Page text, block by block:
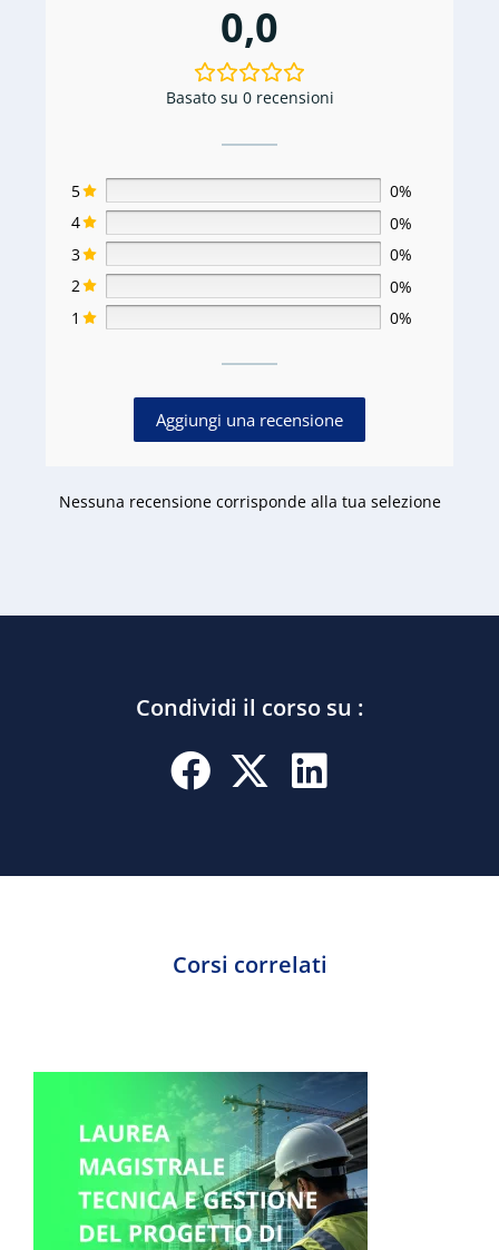
0,0
Basato su 0 recensioni
5
0%
4
0%
3
0%
2
0%
1
0%
Aggiungi una recensione
Nessuna recensione corrisponde alla tua selezione
Condividi il corso su :
Corsi correlati